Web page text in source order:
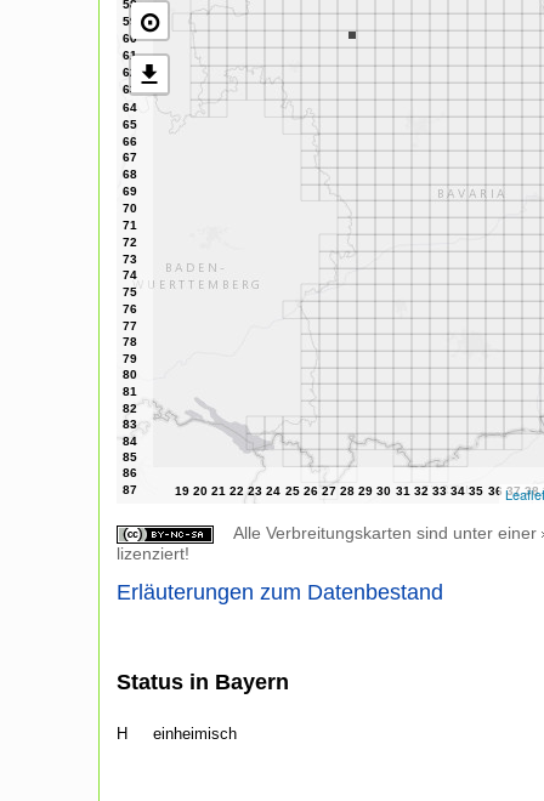
⊙
Leaflet
Alle Verbreitungskarten sind unter einer
lizenziert!
Erläuterungen zum Datenbestand
Status in Bayern
H einheimisch